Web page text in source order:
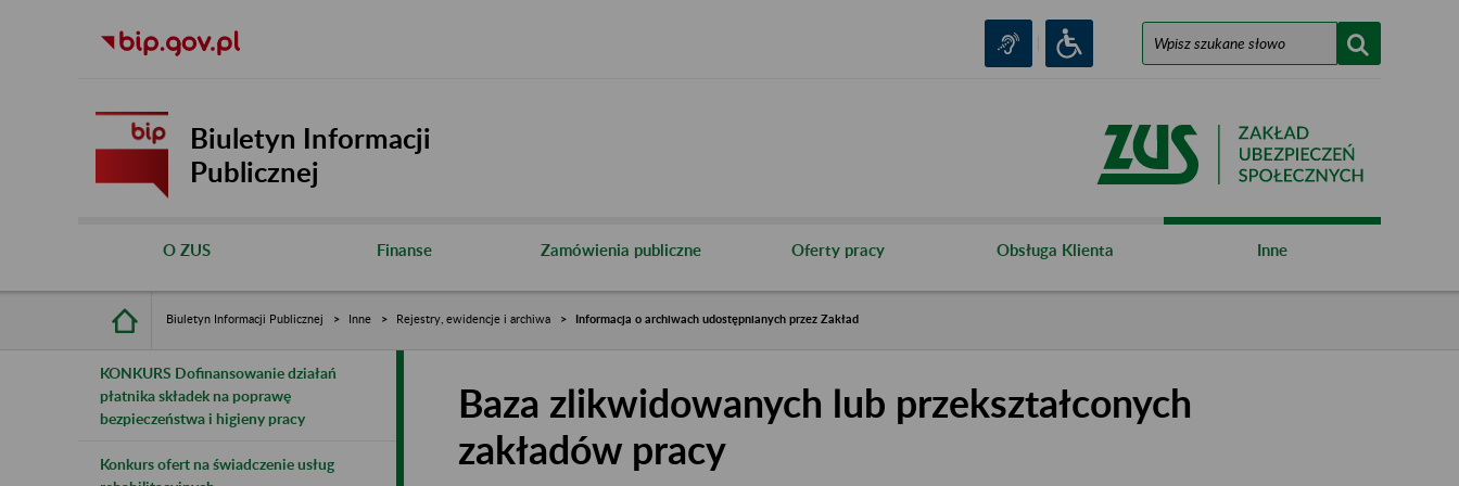
Biuletyn Informacji
Publicznej
O ZUS Finanse Zamówienia publiczne Oferty pracy Obsługa Klienta Inne
Biuletyn Informacji Publicznej Inne Rejestry, ewidencje i archiwa Informacja o archiwach udostępnianych przez Zakład
KONKURS Dofinansowanie działań
płatnika składek na poprawę
bezpieczeństwa i higieny pracy
Konkurs ofert na świadczenie usług
Baza zlikwidowanych lub przekształconych
zakładów pracy